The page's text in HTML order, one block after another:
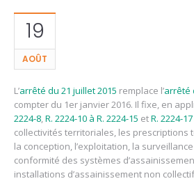
19
AOÛT
L’arrêté du 21 juillet 2015 remplace l’arrêté
compter du 1er janvier 2016. Il fixe, en
2224-8,R. 2224-10 à R. 2224-15 etR. 2224-17
collectivités territoriales, les prescriptions
la conception, l’exploitation, la
conformité des systèmes
installations d’assainissement non